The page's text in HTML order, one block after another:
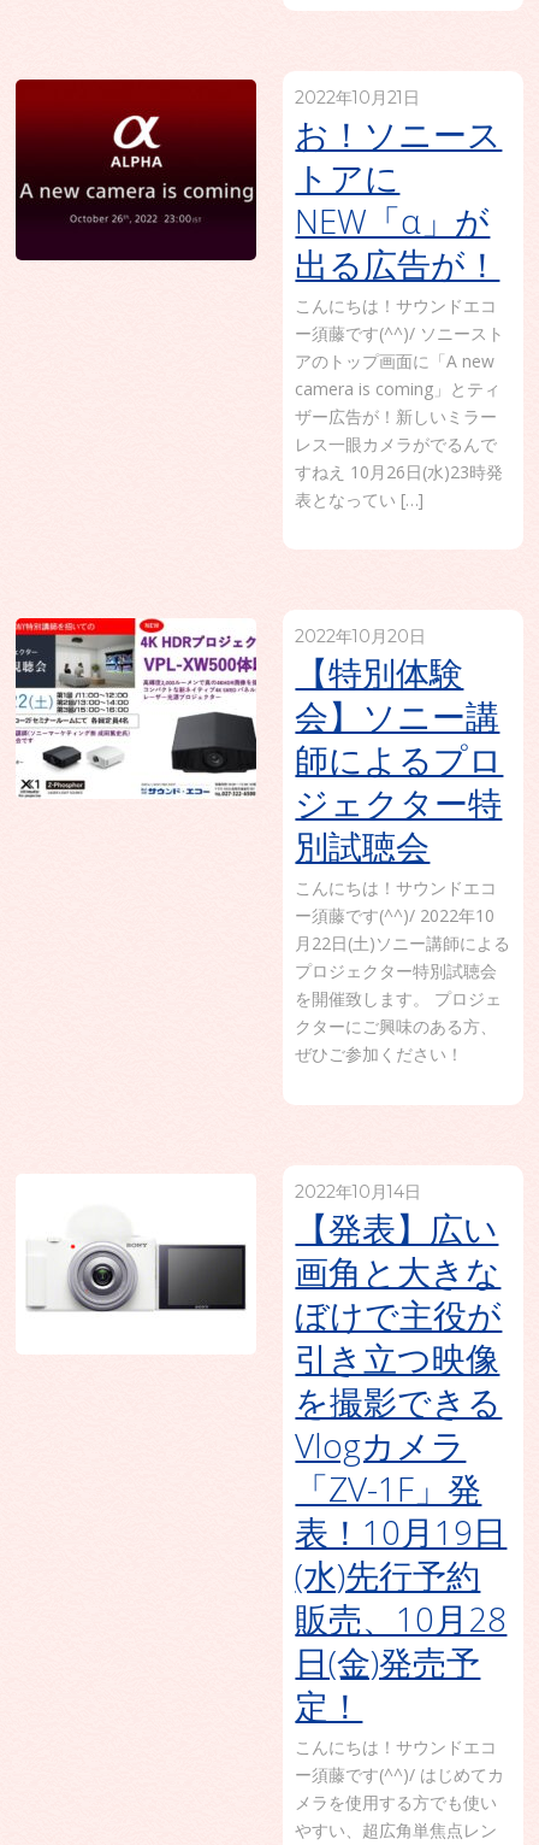
2022年10月21日
お！ソニース
トアに
NEW「α」が
出る広告が！
こんにちは！サウンドエコ
ー須藤です(^^)/ ソニースト
アのトップ画面に「A new
camera is coming」とティ
ザー広告が！新しいミラー
レス一眼カメラがでるんで
すねえ 10月26日(水)23時発
表となってい […]
2022年10月20日
【特別体験
会】ソニー講
師によるプロ
ジェクター特
別試聴会
こんにちは！サウンドエコ
ー須藤です(^^)/ 2022年10
月22日(土)ソニー講師による
プロジェクター特別試聴会
を開催致します。 プロジェ
クターにご興味のある方、
ぜひご参加ください！
2022年10月14日
【発表】広い
画角と大きな
ぼけで主役が
引き立つ映像
を撮影できる
Vlogカメラ
「ZV-1F」発
表！10月19日
(水)先行予約
販売、10月28
日(金)発売予
定！
こんにちは！サウンドエコ
ー須藤です(^^)/ はじめてカ
メラを使用する方でも使い
やすい、超広角単焦点レン